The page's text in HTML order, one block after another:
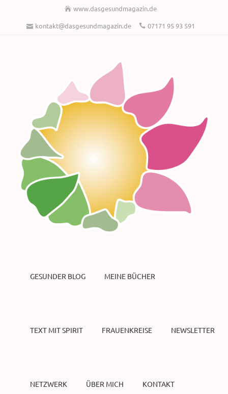
www.dasgesundmagazin.de
kontakt@dasgesundmagazin.de
07171 95 93 591
GESUNDER BLOG MEINE BÜCHER
TEXT MIT SPIRIT FRAUENKREISE NEWSLETTER
NETZWERK ÜBER MICH KONTAKT